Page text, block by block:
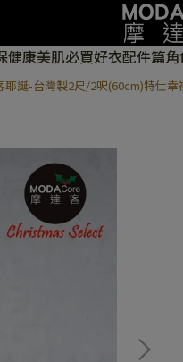
健康美肌必買好衣配件篇
耶誕-台灣製2尺/2呎(60cm)特仕